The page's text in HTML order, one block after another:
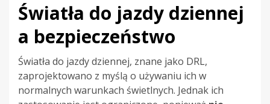
Światła do jazdy dziennej
a bezpieczeństwo
Światła do jazdy dziennej, znane jako DRL,
zaprojektowano z myślą o używaniu ich w
normalnych warunkach świetlnych. Jednak ich